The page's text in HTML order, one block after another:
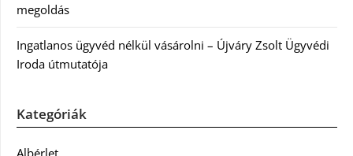
megoldás
Ingatlanos ügyvéd nélkül vásárolni – Újváry Zsolt Ügyvédi
Iroda útmutatója
Kategóriák